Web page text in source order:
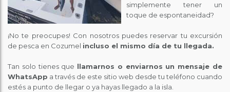
simplemente tener un
toque de espontaneidad?
¡No te preocupes! Con nosotros puedes reservar tu excursión
de pesca en Cozumel incluso el mismo día de tu llegada.
Tan solo tienes que llamarnos o enviarnos un mensaje de
WhatsApp a través de este sitio web desde tu teléfono cuando
estés a punto de llegar o ya hayas llegado a la isla.